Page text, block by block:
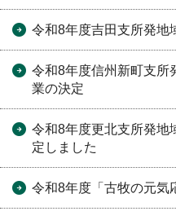
令和8年度吉田支所発地
令和8年度信州新町支所
業の決定
令和8年度更北支所発地
定しました
令和8年度「古牧の元気